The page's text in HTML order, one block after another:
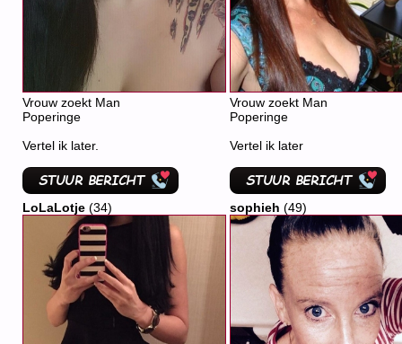
Vrouw zoekt Man
Poperinge
Vertel ik later.
Vrouw zoekt Man
Poperinge
Vertel ik later
LoLaLotje (34) sophieh (49)